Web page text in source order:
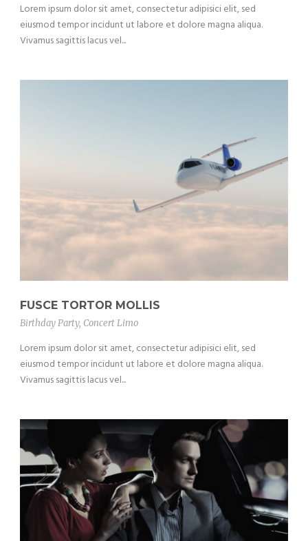
Lorem ipsum dolor sit amet, consectetur adipisici elit, sed
eiusmod tempor incidunt ut labore et dolore magna aliqua.
Vivamus sagittis lacus vel...
FUSCE TORTOR MOLLIS
Birthday Party, Concert Limo
Lorem ipsum dolor sit amet, consectetur adipisici elit, sed
eiusmod tempor incidunt ut labore et dolore magna aliqua.
Vivamus sagittis lacus vel...